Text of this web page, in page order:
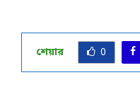
শেয়ার 0